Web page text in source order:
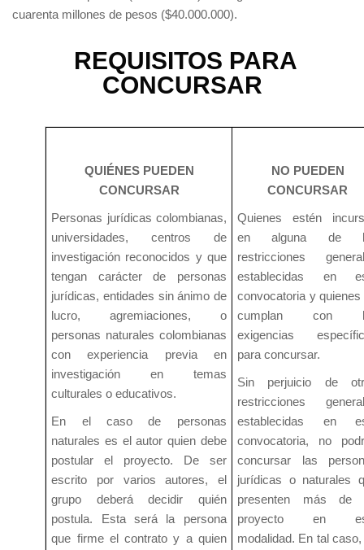
cuarenta millones de pesos ($40.000.000).
REQUISITOS PARA
CONCURSAR
QUIÉNES PUEDEN
CONCURSAR
Personas jurídicas colombianas,
universidades, centros de
investigación reconocidos y que
tengan carácter de personas
jurídicas, entidades sin ánimo de
lucro, agremiaciones, o
personas naturales colombianas
con experiencia previa en
investigación en temas
culturales o educativos.
En el caso de personas
naturales es el autor quien debe
postular el proyecto. De ser
escrito por varios autores, el
grupo deberá decidir quién
postula. Esta será la persona
que firme el contrato y a quien
NO PUEDEN
CONCURSAR
Quienes estén
en alguna de
restricciones
establecidas en
convocatoria y quienes
cumplan con
exigencias
para concursar.
Sin perjuicio de
restricciones
establecidas en
convocatoria, no
concursar las
jurídicas o naturales
presenten más de
proyecto en
modalidad. En tal caso,